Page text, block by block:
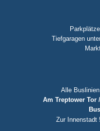
Tiefgaragen
Alle
Am Treptower Tor
Zur Innenstadt